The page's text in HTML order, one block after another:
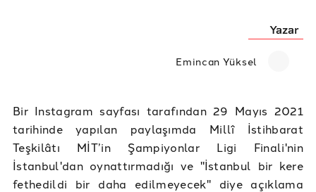
Yazar
Emincan Yüksel
Bir Instagram sayfası tarafından 29 Mayıs 2021
tarihinde yapılan paylaşımda Millî İstihbarat
Teşkilâtı MİT’in Şampiyonlar Ligi Finali'nin
İstanbul'dan oynattırmadığı ve "İstanbul bir kere
fethedildi bir daha edilmeyecek" diye açıklama